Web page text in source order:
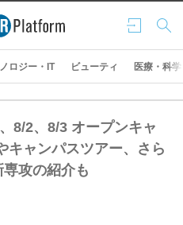
ログ
イン
検索
ロジー・IT ビューティ 医療・科学
8/2、8/3 オープンキャ
ャンパスツアー、さら
攻の紹介も